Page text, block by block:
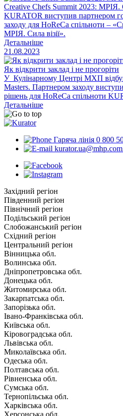
Creative Chefs Summit 2023: МРІЯ.
KURATOR виступив партнером
заходу для HoReCa спільноти –
МРІЯ. Сила візії».
Детальніше
21.08.2023
Як відкрити заклад і не прогоріти
У Кулінарному Центрі МХП
Masters. Партнером заходу
рішень для HoReCa спільноти
Детальніше
Гаряча лінія 0 800
Західний регіон
Південний регіон
Північний регіон
Подільський регіон
Слобожанський регіон
Східний регіон
Центральний регіон
Вінницька обл.
Волинська обл.
Дніпропетровська обл.
Донецька обл.
Житомирська обл.
Закарпатська обл.
Запорізька обл.
Івано-Франківська обл.
Київська обл.
Кіровоградська обл.
Львівська обл.
Миколаївська обл.
Одеська обл.
Полтавська обл.
Рівненська обл.
Сумська обл.
Тернопільська обл.
Харківська обл.